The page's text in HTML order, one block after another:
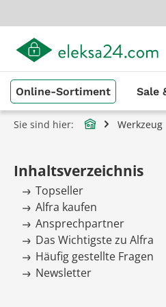
Zur
Online-Sortiment Sale
Sie sind hier: Werkzeug
Inhaltsverzeichnis
Topseller
Alfra kaufen
Ansprechpartner
Das Wichtigste zu Alfra
Häufig gestellte Fragen
Newsletter